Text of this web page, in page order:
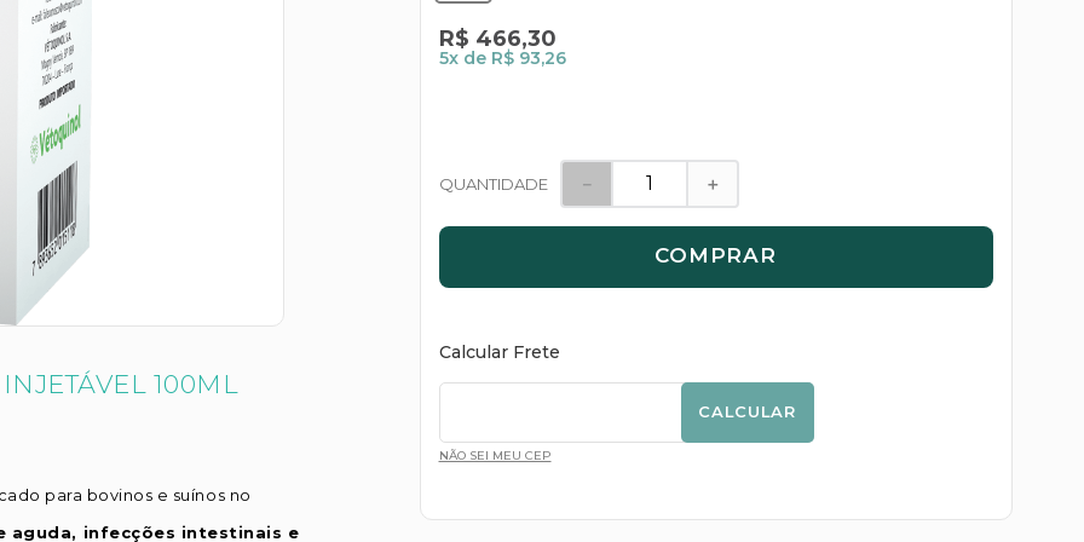
100ML
para bovinos e suínos no
infecções intestinais e
R$ 466,30
5x de R$ 93,26
QUANTIDADE ＋
－
COMPRAR
Calcular Frete
CALCULAR
NÃO SEI MEU CEP